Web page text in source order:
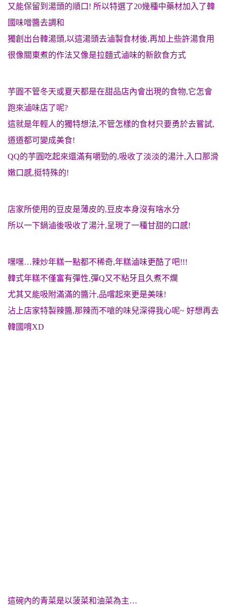
又能保留到湯頭的順口! 所以特選了20幾種中藥材加入了韓
國味噌醬去調和
獨創出台韓湯頭,以這湯頭去滷製食材後,再加上些許湯食用
很像關東煮的作法又像是拉麵式滷味的新飲食方式
芋圓不管冬天或夏天都是在甜品店內會出現的食物,它怎會
跑來滷味店了呢?
這就是年輕人的獨特想法,不管怎樣的食材只要勇於去嘗試,
道道都可變成美食!
QQ的芋圓吃起來還滿有嚼勁的,吸收了淡淡的湯汁,入口那滑
嫩口感,挺特殊的!
店家所使用的豆皮是薄皮的,豆皮本身沒有啥水分
所以一下鍋滷後吸收了湯汁,呈現了一種甘甜的口感!
嘿嘿…辣炒年糕一點都不稀奇,年糕滷味更酷了吧!!!
韓式年糕不僅富有彈性,彈Q又不粘牙且久煮不爛
尤其又能吸附滿滿的醬汁,品嚐起來更是美味!
沾上店家特製辣醬,那辣而不嗆的味兒深得我心呢~ 好想再去
韓國唷XD
這碗內的青菜是以菠菜和油菜為主…